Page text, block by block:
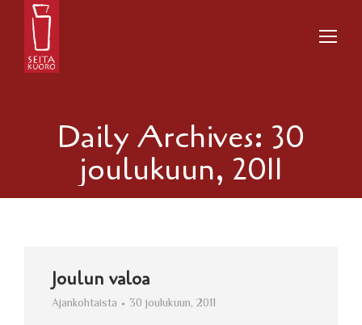
Daily Archives: 30
joulukuun, 2011
Joulun valoa
Ajankohtaista 30 joulukuun, 2011